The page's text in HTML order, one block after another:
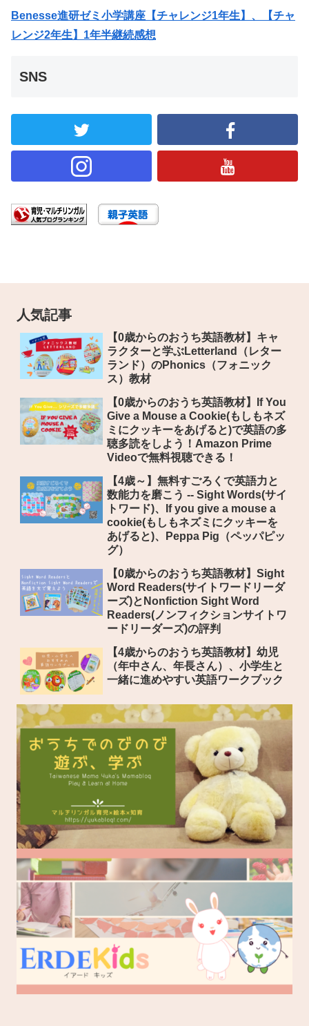
Benesse進研ゼミ小学講座【チャレンジ1年生】、【チャ
レンジ2年生】1年半継続感想
SNS
人気記事
【0歳からのおうち英語教材】キャ
ラクターと学ぶLetterland（レター
ランド）のPhonics（フォニック
ス）教材
【0歳からのおうち英語教材】If You
Give a Mouse a Cookie(もしもネズ
ミにクッキーをあげると)で英語の多
聴多読をしよう！Amazon Prime
Videoで無料視聴できる！
【4歳～】無料すごろくで英語力と
数能力を磨こう -- Sight Words(サイ
トワード)、If you give a mouse a
cookie(もしもネズミにクッキーを
あげると)、Peppa Pig（ペッパピッ
グ）
【0歳からのおうち英語教材】Sight
Word Readers(サイトワードリーダ
ーズ)とNonfiction Sight Word
Readers(ノンフィクションサイトワ
ードリーダーズ)の評判
【4歳からのおうち英語教材】幼児
（年中さん、年長さん）、小学生と
一緒に進めやすい英語ワークブック